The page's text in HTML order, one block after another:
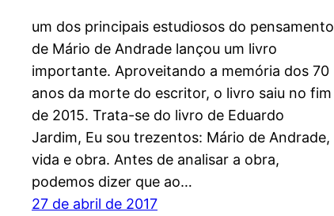
um dos principais estudiosos do pensamento
de Mário de Andrade lançou um livro
importante. Aproveitando a memória dos 70
anos da morte do escritor, o livro saiu no fim
de 2015. Trata-se do livro de Eduardo
Jardim, Eu sou trezentos: Mário de Andrade,
vida e obra. Antes de analisar a obra,
podemos dizer que ao…
27 de abril de 2017